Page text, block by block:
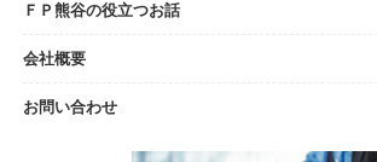
生命保険見直し相談会in埼玉県入間市
1/12,19
ＦＰ熊谷の役立つお話
会社概要
お問い合わせ